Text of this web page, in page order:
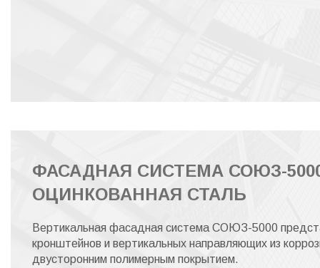
ФАСАДНАЯ СИСТЕМА СОЮЗ-
ОЦИНКОВАННАЯ СТАЛЬ
Вертикальная фасадная система СОЮЗ-5000
кронштейнов и вертикальных направляющих из
двусторонним полимерным покрытием.